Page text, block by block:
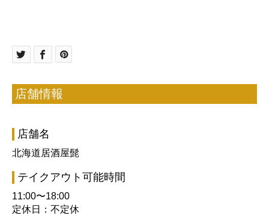
店舗情報
店舗名
北海道居酒屋髭
テイクアウト可能時間
11:00〜18:00
定休日：不定休